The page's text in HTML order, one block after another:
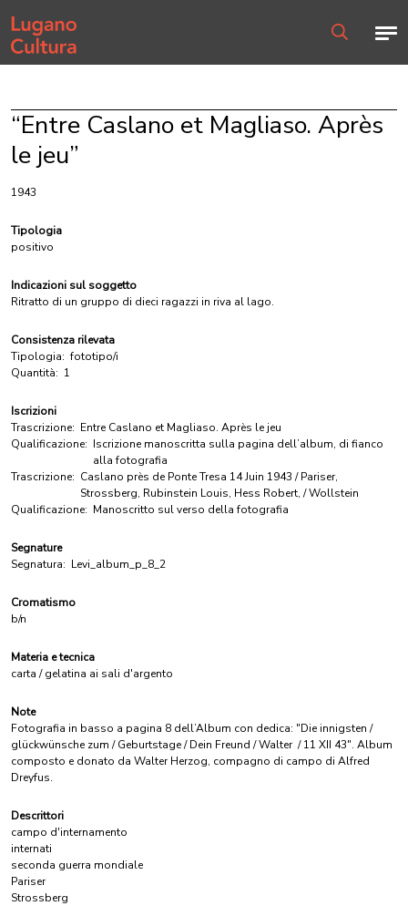
Home page
“Entre Caslano et Magliaso. Après
le jeu”
1943
Tipologia
positivo
Indicazioni sul soggetto
Ritratto di un gruppo di dieci ragazzi in riva al lago.
Consistenza rilevata
Tipologia: fototipo/i
Quantità: 1
Iscrizioni
Trascrizione: Entre Caslano et Magliaso. Après le jeu
Qualificazione: Iscrizione manoscritta sulla pagina dell’album, di fianco
alla fotografia
Trascrizione: Caslano près de Ponte Tresa 14 Juin 1943 / Pariser,
Strossberg, Rubinstein Louis, Hess Robert, / Wollstein
Qualificazione: Manoscritto sul verso della fotografia
Segnature
Segnatura: Levi_album_p_8_2
Cromatismo
b/n
Materia e tecnica
carta / gelatina ai sali d'argento
Note
Fotografia in basso a pagina 8 dell’Album con dedica: "Die innigsten /
glückwünsche zum / Geburtstage / Dein Freund / Walter / 11 XII 43". Album
composto e donato da Walter Herzog, compagno di campo di Alfred
Dreyfus.
Descrittori
campo d'internamento
internati
seconda guerra mondiale
Pariser
Strossberg